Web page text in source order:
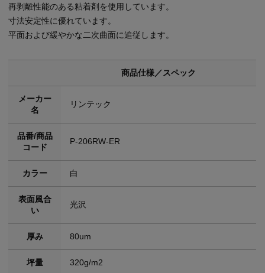
再剥離性能のある粘着剤を使用しています。
寸法安定性に優れています。
平面および緩やかな二次曲面に追従します。
商品仕様／スペック
メーカー
名
リンテック
品番/商品
コード
P-206RW-ER
カラー 白
表面風合
い
光沢
厚み 80um
坪量 320g/m2